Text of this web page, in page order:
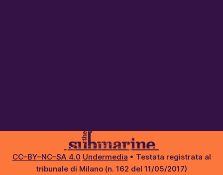
CC–BY–NC–SA 4.0 Undermedia • Testata registrata al
tribunale di Milano (n. 162 del 11/05/2017)